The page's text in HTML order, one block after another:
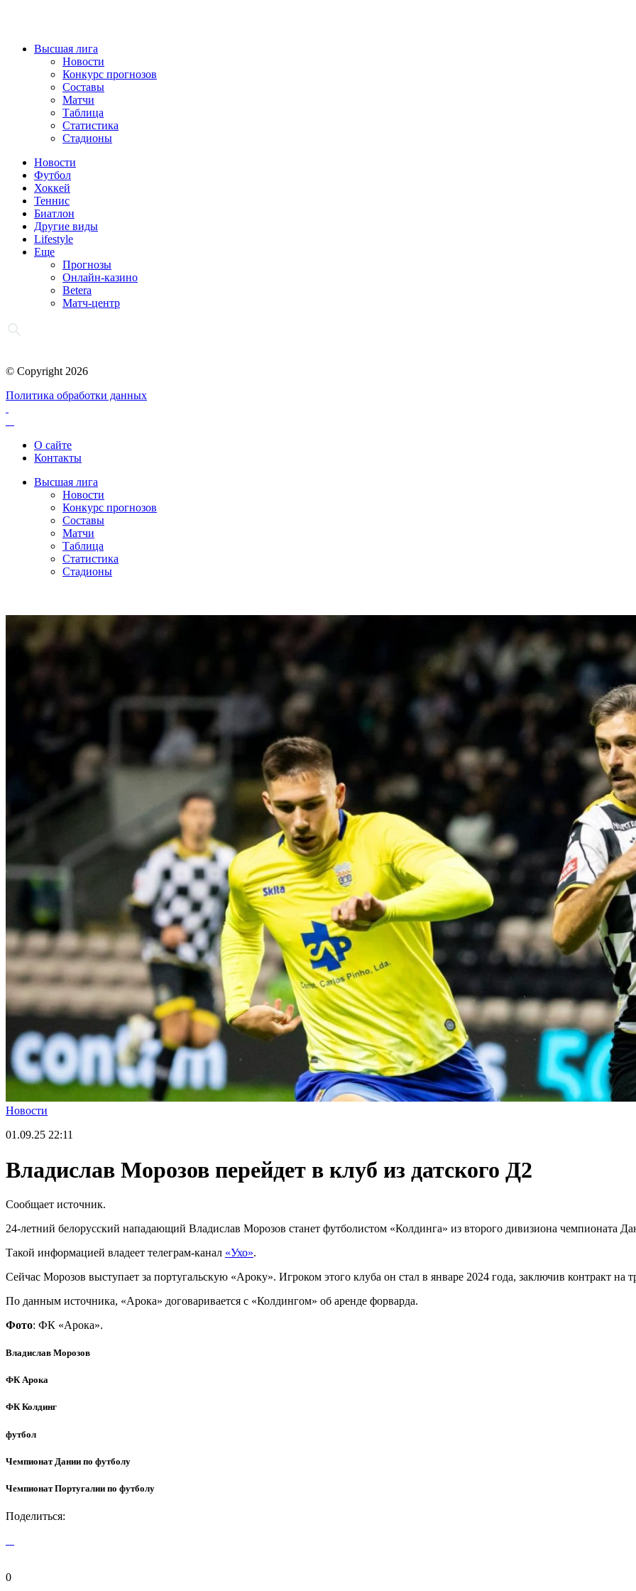
Высшая лига
Новости
Конкурс прогнозов
Составы
Матчи
Таблица
Статистика
Стадионы
Новости
Футбол
Хоккей
Теннис
Биатлон
Другие виды
Lifestyle
Еще
Прогнозы
Онлайн-казино
Betera
Матч-центр
© Copyright 2026
Политика обработки данных
О сайте
Контакты
Высшая лига
Новости
Конкурс прогнозов
Составы
Матчи
Таблица
Статистика
Стадионы
Новости
01.09.25 22:11
Владислав Морозов перейдет в клуб из датского Д2
Сообщает источник.
24-летний белорусский нападающий Владислав Морозов станет футболистом «Колдинга» из второго дивизиона чемпионата
Такой информацией владеет телеграм-канал «Ухо».
Сейчас Морозов выступает за португальскую «Ароку». Игроком этого клуба он стал в январе 2024 года, заключив контракт на
По данным источника, «Арока» договаривается с «Колдингом» об аренде форварда.
Фото: ФК «Арока».
Владислав Морозов
ФК Арока
ФК Колдинг
футбол
Чемпионат Дании по футболу
Чемпионат Португалии по футболу
Поделиться:
0